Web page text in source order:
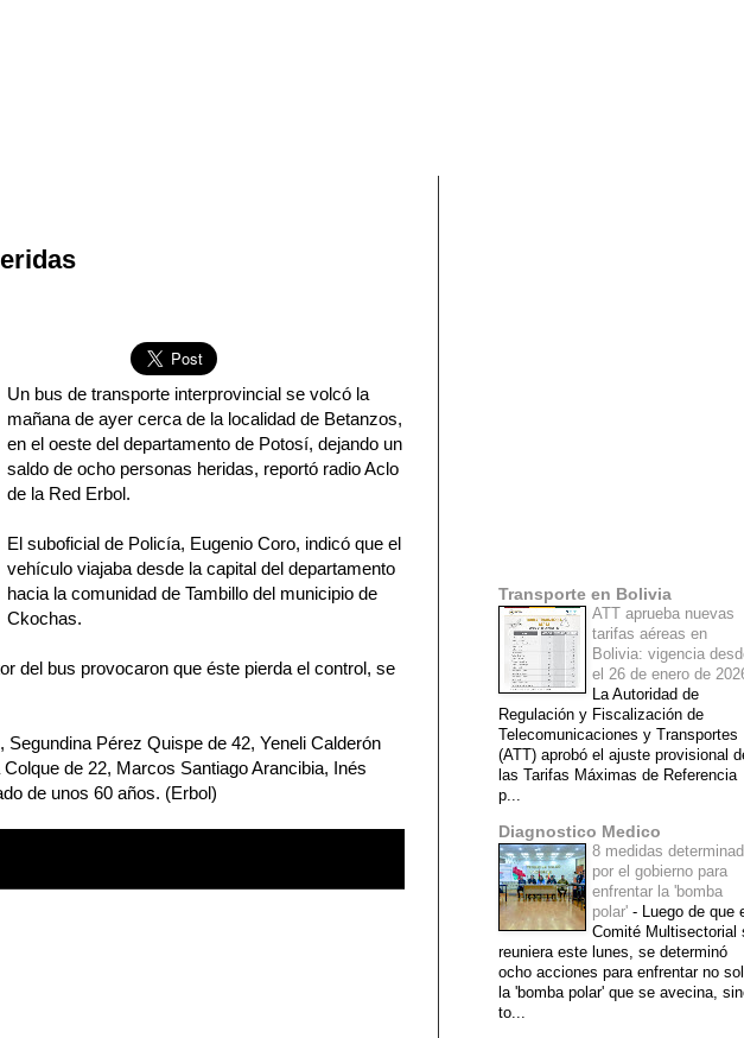
Un bus de transporte interprovincial se volcó la
mañana de ayer cerca de la localidad de Betanzos,
en el oeste del departamento de Potosí, dejando un
saldo de ocho personas heridas, reportó radio Aclo
de la Red Erbol.
El suboficial de Policía, Eugenio Coro, indicó que el
vehículo viajaba desde la capital del departamento
hacia la comunidad de Tambillo del municipio de
Ckochas.
del bus provocaron que éste pierda el control, se
Pérez Quispe de 42, Yeneli Calderón
de 22, Marcos Santiago Arancibia, Inés
de unos 60 años. (Erbol)
Transporte en Bolivia
ATT aprueba nuevas
tarifas aéreas en
Bolivia: vigencia
el 26 de enero de
La Autoridad de
Regulación y Fiscalización de
Telecomunicaciones y Transportes
(ATT) aprobó el ajuste provisional
las Tarifas Máximas de Referencia
p...
Diagnostico Medico
8 medidas
por el gobierno para
enfrentar la 'bomba
polar' - Luego de que
Comité Multisectorial
reuniera este lunes, se determinó
ocho acciones para enfrentar no
la 'bomba polar' que se avecina,
to...